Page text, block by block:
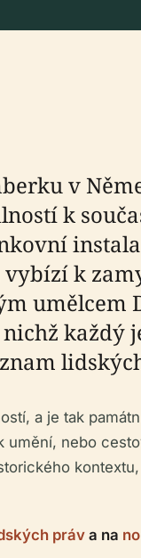
v
k
k
umělcem
každý
a je tak
nebo
práv a na